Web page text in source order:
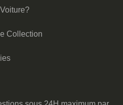
Collection